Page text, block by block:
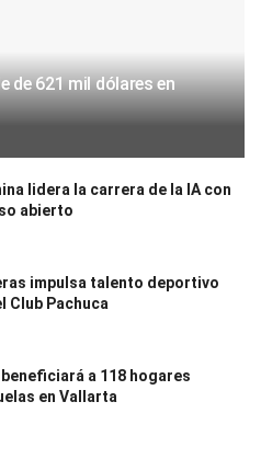
de 621 mil dólares en
lidera la carrera de la IA con
abierto
impulsa talento deportivo
Club Pachuca
a 118 hogares
en Vallarta